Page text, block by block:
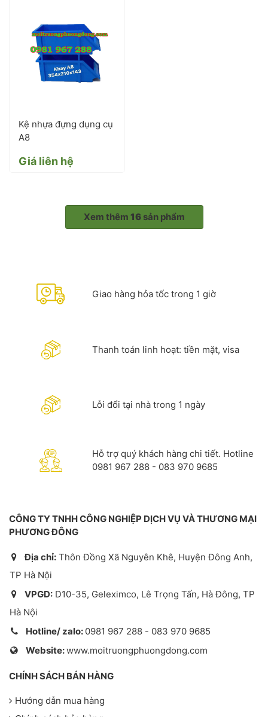
Kệ nhựa đựng dụng cụ
A8
Giá liên hệ
Xem thêm 16sản phẩm
Giao hàng hỏa tốc trong 1 giờ
Thanh toán linh hoạt: tiền mặt, visa
Lỗi đổi tại nhà trong 1 ngày
Hỗ trợ quý khách hàng chi tiết. Hotline
0981 967 288 - 083 970 9685
CÔNG TY TNHH CÔNG NGHIỆP DỊCH VỤ VÀ THƯƠNG MẠI
PHƯƠNG ĐÔNG
Địa chỉ: Thôn Đồng Xã Nguyên Khê, Huyện Đông Anh,
TP Hà Nội
VPGD: D10-35, Geleximco, Lê Trọng Tấn, Hà Đông, TP
Hà Nội
Hotline/ zalo: 0981 967 288 - 083 970 9685
Website:www.moitruongphuongdong.com
CHÍNH SÁCH BÁN HÀNG
Hướng dẫn mua hàng